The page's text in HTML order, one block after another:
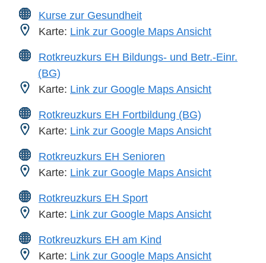
Kurse zur Gesundheit
Karte: Link zur Google Maps Ansicht
Rotkreuzkurs EH Bildungs- und Betr.-Einr.
(BG)
Karte: Link zur Google Maps Ansicht
Rotkreuzkurs EH Fortbildung (BG)
Karte: Link zur Google Maps Ansicht
Rotkreuzkurs EH Senioren
Karte: Link zur Google Maps Ansicht
Rotkreuzkurs EH Sport
Karte: Link zur Google Maps Ansicht
Rotkreuzkurs EH am Kind
Karte: Link zur Google Maps Ansicht